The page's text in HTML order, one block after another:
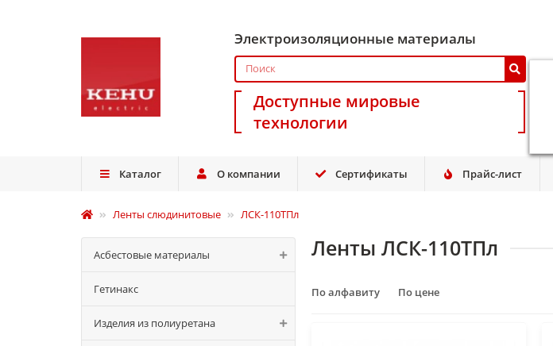
Электроизоляционные материалы
Доступные мировые
технологии
Каталог О компании Сертификаты Прайс-лист
Ленты слюдинитовые ЛСК-110ТПл
Асбестовые материалы
Гетинакс
Изделия из полиуретана
Ленты ЛСК-110ТПл
По алфавиту По цене